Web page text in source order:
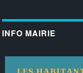
INFO MAIRIE